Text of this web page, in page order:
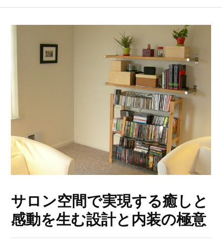
サロン空間で実現する癒しと
感動を生む設計と内装の極意